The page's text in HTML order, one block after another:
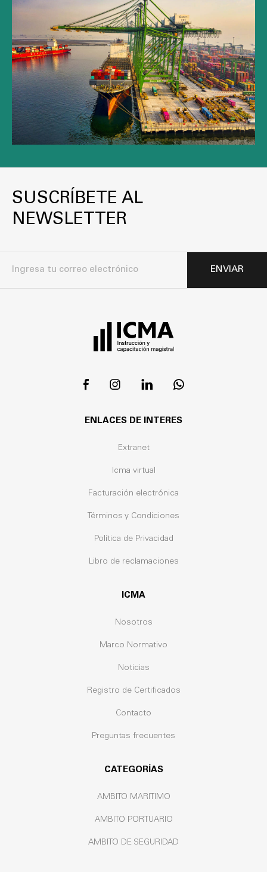
SUSCRÍBETE AL
NEWSLETTER
ENVIAR
ENLACES DE INTERES
Extranet
Icma virtual
Facturación electrónica
Términos y Condiciones
Política de Privacidad
Libro de reclamaciones
ICMA
Nosotros
Marco Normativo
Noticias
Registro de Certificados
Contacto
Preguntas frecuentes
CATEGORÍAS
AMBITO MARITIMO
AMBITO PORTUARIO
AMBITO DE SEGURIDAD